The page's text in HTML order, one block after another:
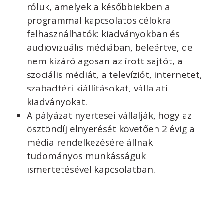
róluk, amelyek a későbbiekben a
programmal kapcsolatos célokra
felhasználhatók: kiadványokban és
audiovizuális médiában, beleértve, de
nem kizárólagosan az írott sajtót, a
szociális médiát, a televíziót, internetet,
szabadtéri kiállításokat, vállalati
kiadványokat.
A pályázat nyertesei vállalják, hogy az
ösztöndíj elnyerését követően 2 évig a
média rendelkezésére állnak
tudományos munkásságuk
ismertetésével kapcsolatban.